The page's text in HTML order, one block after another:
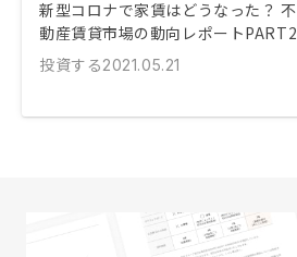
新型コロナで家賃はどうなった？ 不
動産賃貸市場の動向レポートPART2
投資する2021.05.21